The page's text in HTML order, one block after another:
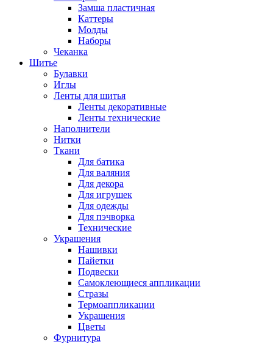
Замша пластичная
Каттеры
Молды
Наборы
Чеканка
Шитье
Булавки
Иглы
Ленты для шитья
Ленты декоративные
Ленты технические
Наполнители
Нитки
Ткани
Для батика
Для валяния
Для декора
Для игрушек
Для одежды
Для пэчворка
Технические
Украшения
Нашивки
Пайетки
Подвески
Самоклеющиеся аппликации
Стразы
Термоаппликации
Украшения
Цветы
Фурнитура